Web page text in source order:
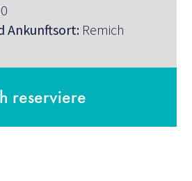
Ankunftsort: Remich
reserviere